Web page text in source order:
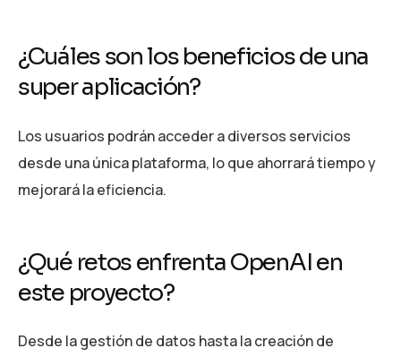
¿Cuáles son los beneficios de una
super aplicación?
Los usuarios podrán acceder a diversos servicios
desde una única plataforma, lo que ahorrará tiempo y
mejorará la eficiencia.
¿Qué retos enfrenta OpenAI en
este proyecto?
Desde la gestión de datos hasta la creación de